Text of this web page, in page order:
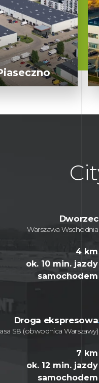
Dworzec
Warszawa Wschodnia
4 km
ok. 10 min. jazdy
samochodem
Droga ekspresowa
S8 (obwodnica Warszawy)
7 km
ok. 12 min. jazdy
samochodem